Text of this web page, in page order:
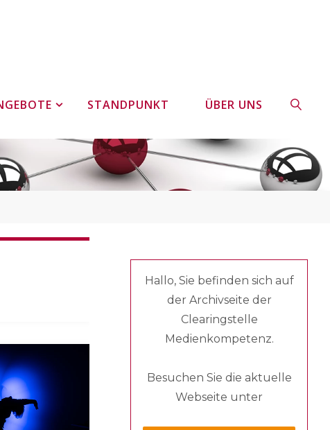
STANDPUNKT ÜBER UNS
Hallo, Sie befinden sich auf
der Archivseite der
Clearingstelle
Medienkompetenz.
Besuchen Sie die aktuelle
Webseite unter